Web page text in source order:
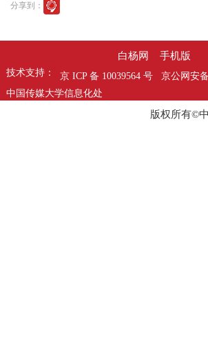
分享到：
白杨网 手机版
京 ICP 备 10039564 号 京公网安
技术支持：
中国传媒大学信息化处
版权所有©